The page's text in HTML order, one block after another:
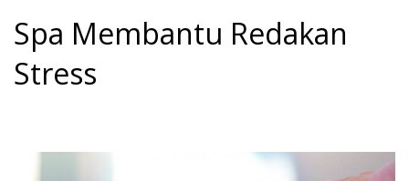
Spa Membantu Redakan
Stress